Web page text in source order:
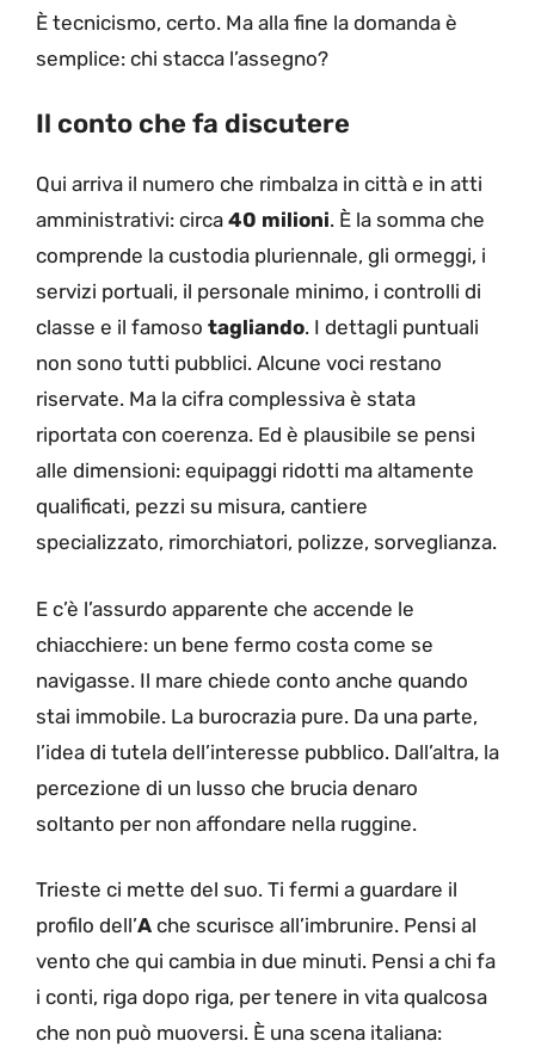
È tecnicismo, certo. Ma alla fine la domanda è
semplice: chi stacca l’assegno?
Il conto che fa discutere
Qui arriva il numero che rimbalza in città e in atti
amministrativi: circa 40 milioni. È la somma che
comprende la custodia pluriennale, gli ormeggi, i
servizi portuali, il personale minimo, i controlli di
classe e il famoso tagliando. I dettagli puntuali
non sono tutti pubblici. Alcune voci restano
riservate. Ma la cifra complessiva è stata
riportata con coerenza. Ed è plausibile se pensi
alle dimensioni: equipaggi ridotti ma altamente
qualificati, pezzi su misura, cantiere
specializzato, rimorchiatori, polizze, sorveglianza.
E c’è l’assurdo apparente che accende le
chiacchiere: un bene fermo costa come se
navigasse. Il mare chiede conto anche quando
stai immobile. La burocrazia pure. Da una parte,
l’idea di tutela dell’interesse pubblico. Dall’altra, la
percezione di un lusso che brucia denaro
soltanto per non affondare nella ruggine.
Trieste ci mette del suo. Ti fermi a guardare il
profilo dell’A che scurisce all’imbrunire. Pensi al
vento che qui cambia in due minuti. Pensi a chi fa
i conti, riga dopo riga, per tenere in vita qualcosa
che non può muoversi. È una scena italiana: